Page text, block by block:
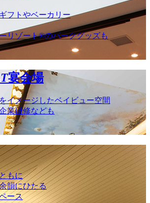
フトやベーカリー
リゾート®のパークグッズも
宴会場
イメージしたベイビュー空間
業研修なども
もに
韻にひたる
ース